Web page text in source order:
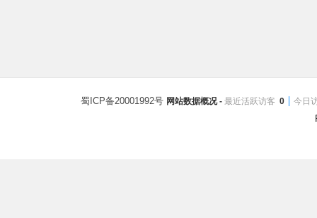
蜀ICP备20001992号 网站数据概况 - 最近活跃访客 0 今日